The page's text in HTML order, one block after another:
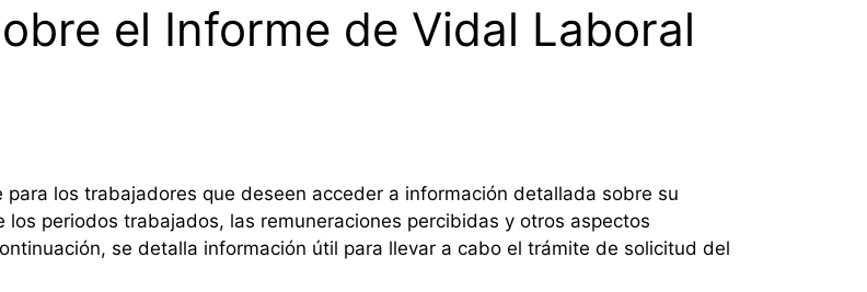
el Informe de Vidal Laboral
los trabajadores que deseen acceder a información detallada sobre su
periodos trabajados, las remuneraciones percibidas y otros aspectos
se detalla información útil para llevar a cabo el trámite de solicitud del